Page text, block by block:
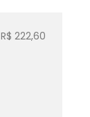
R$ 222,60